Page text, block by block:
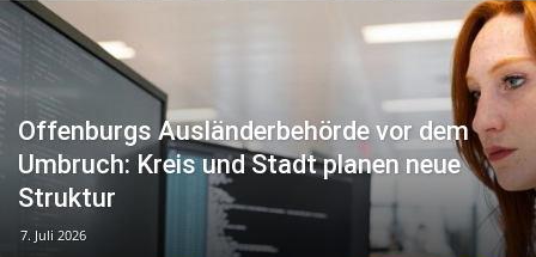
Offenburgs Ausländerbehörde vor dem
Umbruch: Kreis und Stadt planen neue
Struktur
7. Juli 2026